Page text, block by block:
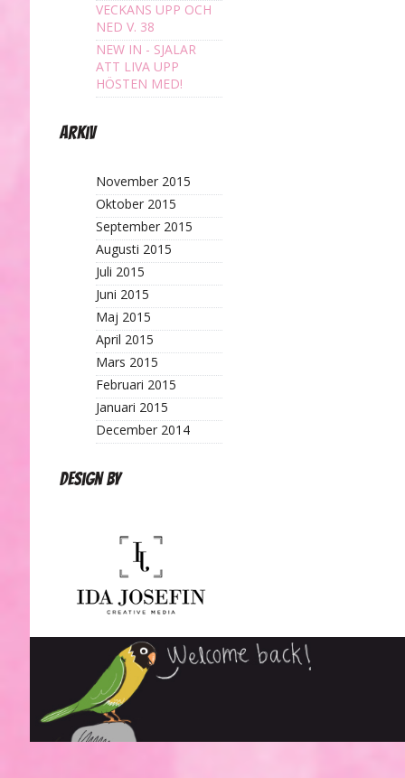
VECKANS UPP OCH
NED V. 38
NEW IN - SJALAR
ATT LIVA UPP
HÖSTEN MED!
Arkiv
November 2015
Oktober 2015
September 2015
Augusti 2015
Juli 2015
Juni 2015
Maj 2015
April 2015
Mars 2015
Februari 2015
Januari 2015
December 2014
Design by